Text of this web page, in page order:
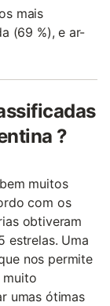
mais
(69 %), e ar-
?
muitos
com os
obtiveram
estrelas. Uma
nos permite
muito
umas ótimas